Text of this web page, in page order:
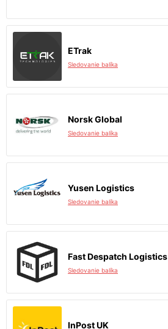
ETrak
Sledovanie balíka
Norsk Global
Sledovanie balíka
Yusen Logistics
Sledovanie balíka
Fast Despatch Logistics
Sledovanie balíka
InPost UK